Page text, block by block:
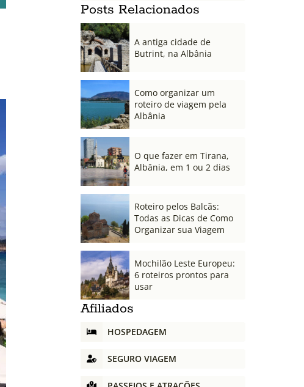
Posts Relacionados
A antiga cidade de
Butrint, na Albânia
Como organizar um
roteiro de viagem pela
Albânia
O que fazer em Tirana,
Albânia, em 1 ou 2 dias
Roteiro pelos Balcãs:
Todas as Dicas de Como
Organizar sua Viagem
Mochilão Leste Europeu:
6 roteiros prontos para
usar
Afiliados
HOSPEDAGEM
SEGURO VIAGEM